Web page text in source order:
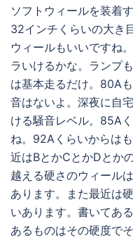
ソフトウィールを装着
32インチくらいの大き
ウィールもいいですね
ラいけるかな。ランプ
は基本走るだけ。80A
音はないよ。深夜に自
ける騒音レベル。85A
ね。92Aくらいからは
近はBとかCとかDとか
越える硬さのウィール
あります。また最近は
いあります。書いてあ
あるものはその硬度で